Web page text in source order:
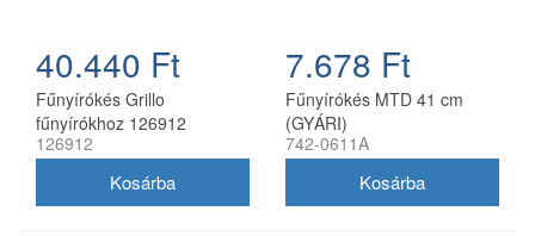
40.440 Ft
Fűnyírókés Grillo
fűnyírókhoz 126912
126912
7.678 Ft
Fűnyírókés MTD 41 cm
(GYÁRI)
742-0611A